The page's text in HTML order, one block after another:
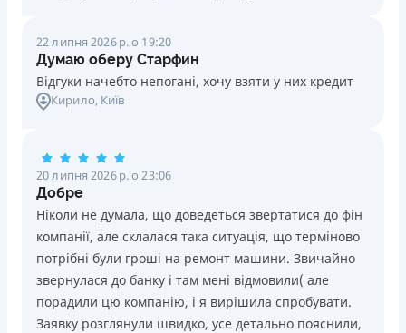
22 липня 2026 р. о 19:20
Думаю оберу Старфин
Відгуки начебто непогані, хочу взяти у них кредит
Кирило, Київ
20 липня 2026 р. о 23:06
Добре
Ніколи не думала, що доведеться звертатися до фін
компанії, але склалася така ситуація, що терміново
потрібні були гроші на ремонт машини. Звичайно
звернулася до банку і там мені відмовили( але
порадили цю компанію, і я вирішила спробувати.
Заявку розглянули швидко, усе детально пояснили,